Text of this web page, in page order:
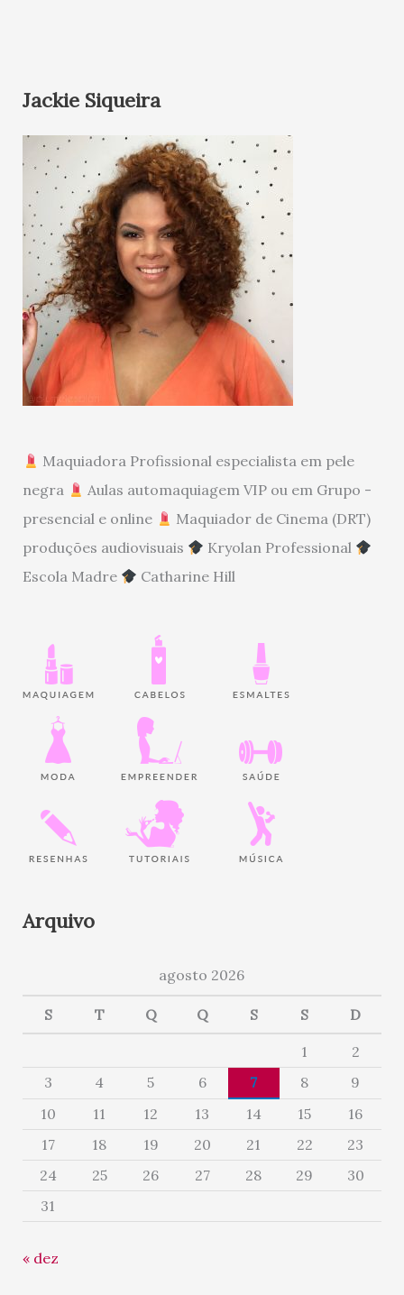
Jackie Siqueira
Maquiadora Profissional especialista em pele
negra
Aulas automaquiagem VIP ou em Grupo -
presencial e online
Maquiador de Cinema (DRT)
produções audiovisuais
Kryolan Professional
Escola Madre
Catharine Hill
Arquivo
agosto 2026
S T Q Q S S D
1
2
3
4 5 6 7 8
9
10
11 12 13 14 15
16
17
18 19 20 21 22
23
24
25 26 27 28 29
30
31
« dez